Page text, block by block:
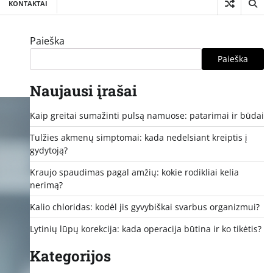
KONTAKTAI
Paieška
Paieška
Naujausi įrašai
Kaip greitai sumažinti pulsą namuose: patarimai ir būdai
Tulžies akmenų simptomai: kada nedelsiant kreiptis į
gydytoją?
Kraujo spaudimas pagal amžių: kokie rodikliai kelia
nerimą?
Kalio chloridas: kodėl jis gyvybiškai svarbus organizmui?
Lytinių lūpų korekcija: kada operacija būtina ir ko tikėtis?
Kategorijos